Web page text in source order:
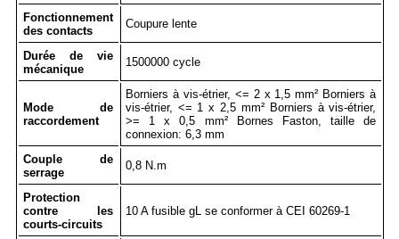
Fonctionnement
des contacts
Coupure lente
Durée de vie
mécanique
1500000 cycle
Mode de
raccordement
Borniers à vis-étrier, <= 2 x 1,5 mm² Borniers à
vis-étrier, <= 1 x 2,5 mm² Borniers à vis-étrier,
>= 1 x 0,5 mm² Bornes Faston, taille de
connexion: 6,3 mm
Couple de
serrage
0,8 N.m
Protection
contre les
courts-circuits
10 A fusible gL se conformer à CEI 60269-1